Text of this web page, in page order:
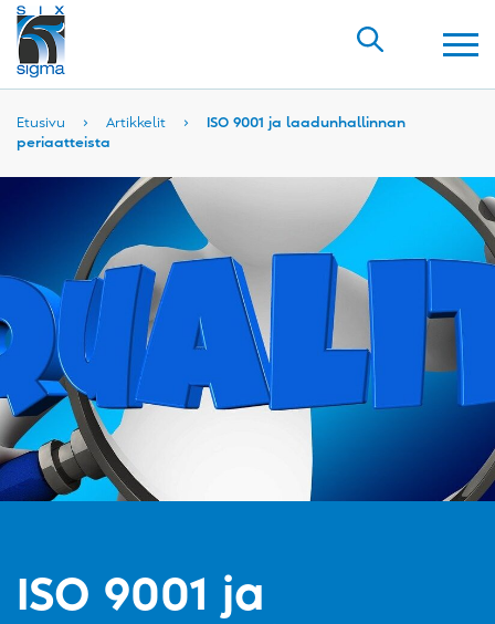
Etusivu › Artikkelit ›
ISO 9001 ja laadunhallinnan
periaatteista
ISO 9001 ja